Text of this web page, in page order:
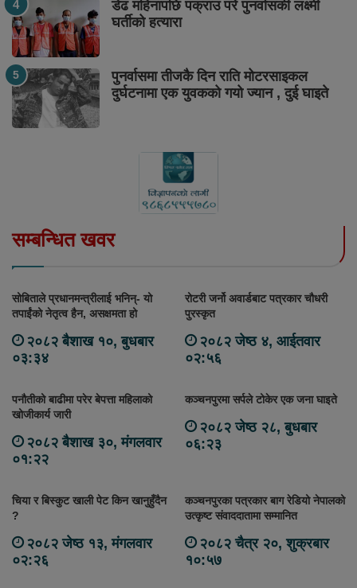
डेढ महिनापछि पक्राउ परे पुनर्वासकी लक्ष्मी
घर्तीको हत्यारा
पुनर्वासमा तीजकै दिन राति मोटरसाइकल
दुर्घटनामा एक युवकको गयो ज्यान , दुई घाइते
सम्बन्धित खवर
सोबिताले प्रधानमन्त्रीलाई भनिन्- यो
तपाईंको नेतृत्व हैन, असक्षमता हो
२०८२ बैशाख १०, बुधबार
०३:३४
रोटरी जर्नो अवार्डबाट पत्रकार चौधरी
पुरस्कृत
२०८२ जेष्ठ ४, आईतवार
०२:५६
पनौतीको बाढीमा परेर बेपत्ता महिलाको
खोजीकार्य जारी
२०८२ बैशाख ३०, मंगलवार
०१:२२
कञ्चनपुरमा सर्पले टोकेर एक जना घाइते
२०८२ जेष्ठ २८, बुधबार
०६:२३
चिया र बिस्कुट खाली पेट किन खानुहुँदैन
?
२०८२ जेष्ठ १३, मंगलवार
०२:२६
कञ्चनपुरका पत्रकार बाग रेडियो नेपालको
उत्कृष्ट संवाददातामा सम्मानित
२०८२ चैत्र २०, शुक्रबार
१०:५७